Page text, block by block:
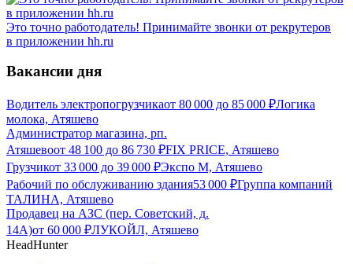
Это точно работодатель! Принимайте звонки от рекрутеров
в приложении hh.ru
Вакансии дня
Водитель электропогрузчикаот 80 000 до 85 000 ₽Логика
молока, Атяшево
Администратор магазина, рп.
Атяшевоот 48 100 до 86 730 ₽FIX PRICE, Атяшево
Грузчикот 33 000 до 39 000 ₽Экспо М, Атяшево
Рабочий по обслуживанию здания53 000 ₽Группа компаний
ТАЛИНА, Атяшево
Продавец на АЗС (пер. Советский, д.
14А)от 60 000 ₽ЛУКОЙЛ, Атяшево
HeadHunter